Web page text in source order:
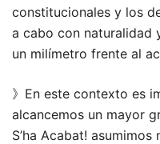
constitucionales y los
a cabo con naturalidad
un milímetro frente al
》En este contexto es
alcancemos un mayor
S’ha Acabat!